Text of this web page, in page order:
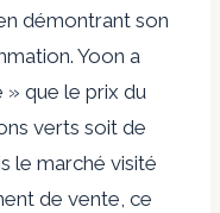
démontrant son
Yoon a
» que le prix du
verts soit de
le marché visité
de vente, ce